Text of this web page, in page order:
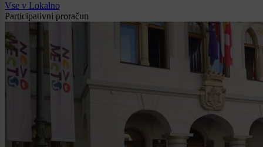
Vse v Lokalno
Participativni proračun